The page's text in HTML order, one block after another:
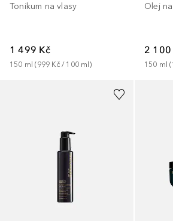
Tonikum na vlasy
1 499 Kč
150 ml (999 Kč / 100 ml )
Olej
2 100
150 ml (